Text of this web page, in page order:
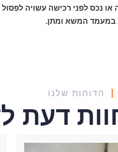
נכס לפני רכישה עשויה לפסול
במעמד המשא ומתן.
הדוחות שלנו
דעת